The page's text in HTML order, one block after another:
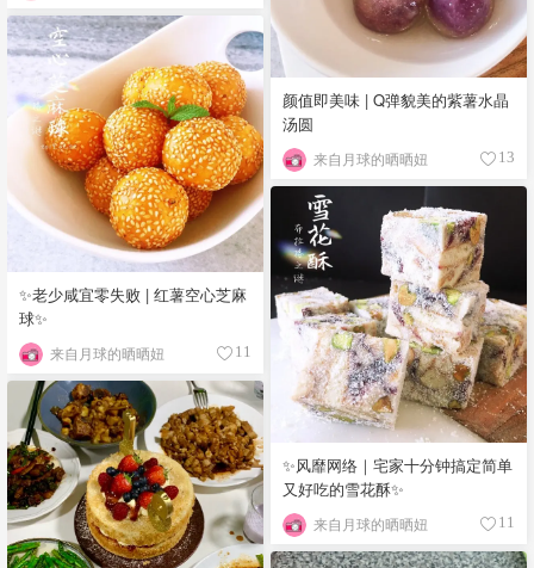
颜值即美味 | Q弹貌美的紫薯水晶
汤圆
来自月球的晒晒妞 13
✨老少咸宜零失败 | 红薯空心芝麻
球✨
来自月球的晒晒妞 11
✨风靡网络｜宅家十分钟搞定简单
又好吃的雪花酥✨
来自月球的晒晒妞 11